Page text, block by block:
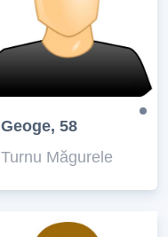
Geoge, 58
Turnu Măgurele